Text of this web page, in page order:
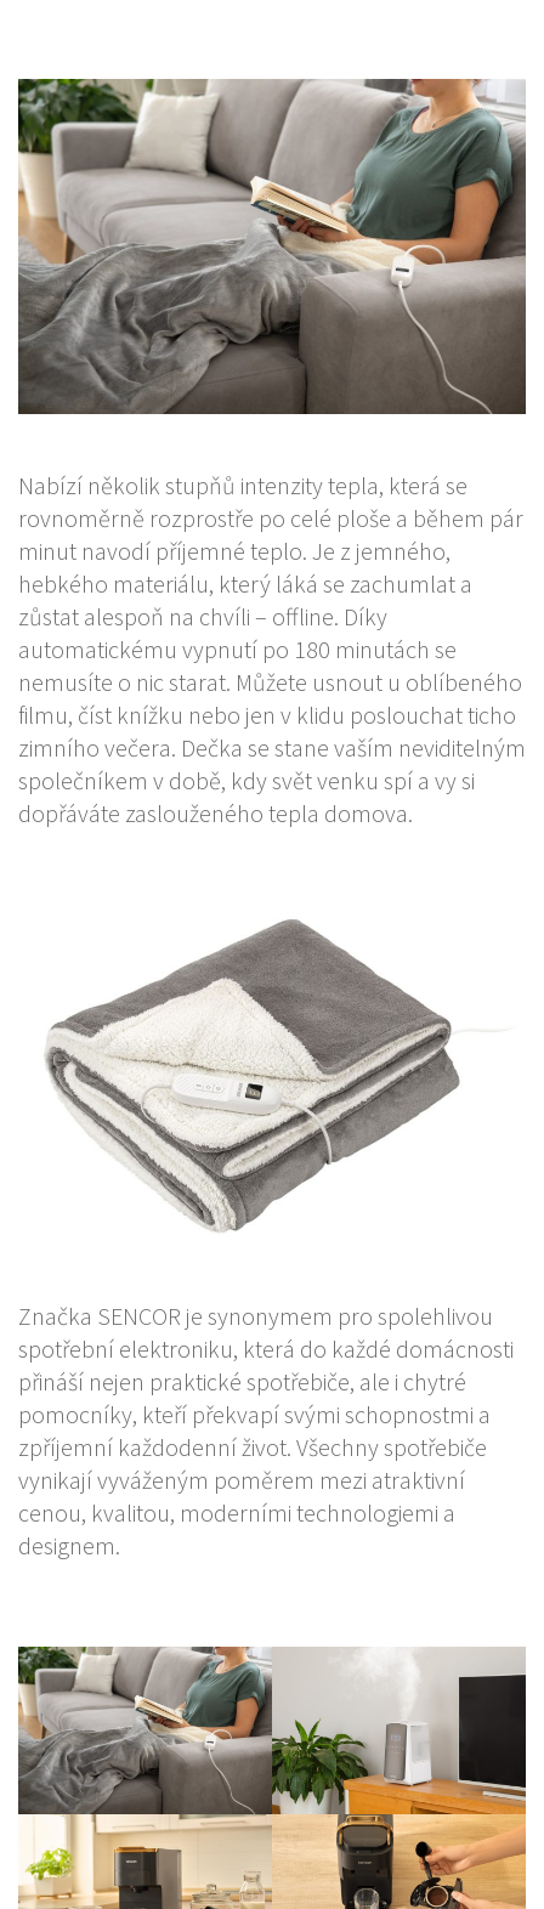
Nabízí několik stupňů intenzity tepla, která se
rovnoměrně rozprostře po celé ploše a během pár
minut navodí příjemné teplo. Je z jemného,
hebkého materiálu, který láká se zachumlat a
zůstat alespoň na chvíli – offline. Díky
automatickému vypnutí po 180 minutách se
nemusíte o nic starat. Můžete usnout u oblíbeného
filmu, číst knížku nebo jen v klidu poslouchat ticho
zimního večera. Dečka se stane vaším neviditelným
společníkem v době, kdy svět venku spí a vy si
dopřáváte zaslouženého tepla domova.
Značka SENCOR je synonymem pro spolehlivou
spotřební elektroniku, která do každé domácnosti
přináší nejen praktické spotřebiče, ale i chytré
pomocníky, kteří překvapí svými schopnostmi a
zpříjemní každodenní život. Všechny spotřebiče
vynikají vyváženým poměrem mezi atraktivní
cenou, kvalitou, moderními technologiemi a
designem.